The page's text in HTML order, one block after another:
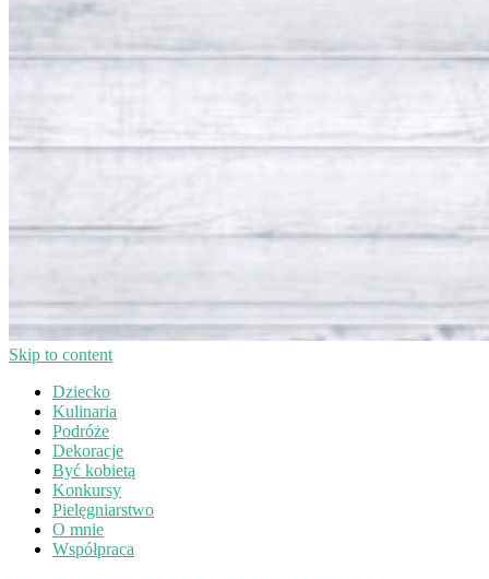
Skip to content
Dziecko
Kulinaria
Podróże
Dekoracje
Być kobietą
Konkursy
Pielęgniarstwo
O mnie
Współpraca